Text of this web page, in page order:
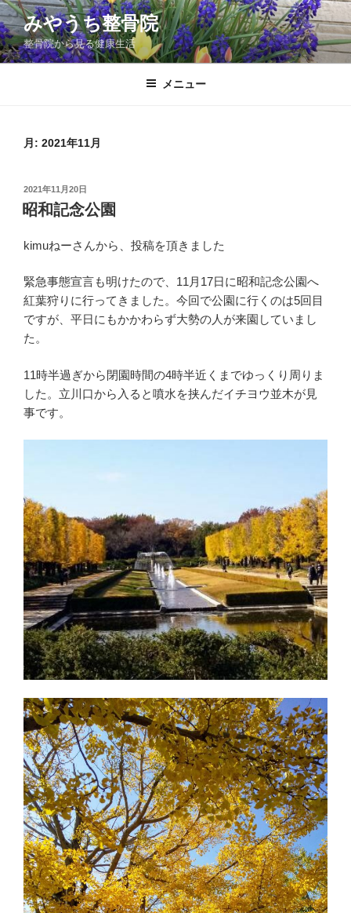
コ
ン
テ
ン
みやうち整骨院
整骨院から見る健康生活
メニュー
月: 2021年11月
投
稿
日:
2021年11月20日
昭和記念公園
kimuねーさんから、投稿を頂きました
緊急事態宣言も明けたので、11月17日に昭和記念公園へ
紅葉狩りに行ってきました。今回で公園に行くのは5回目
ですが、平日にもかかわらず大勢の人が来園していまし
た。
11時半過ぎから閉園時間の4時半近くまでゆっくり周りま
した。立川口から入ると噴水を挟んだイチヨウ並木が見
事です。